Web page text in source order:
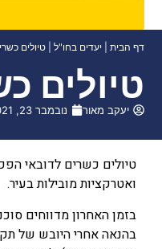
דף הבית יעדים בחו"ל טיולים
טיולים
יעקב מאור נובמבר 23, 2021
טיולים כשרים לדובאי
ואטרקציות מובילות בעיר.
בזמן האחרון מדווחים
בהנאה אחרי היובש של